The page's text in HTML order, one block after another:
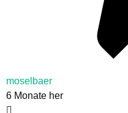
moselbaer
6 Monate her